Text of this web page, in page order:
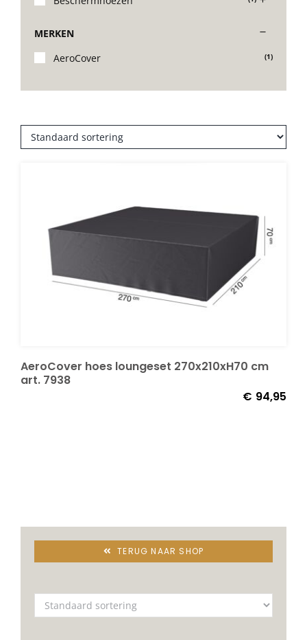
Deck Chairs + voetbanken
Banken
Buitenkleden
Onderhoud
Accessoires en Kado
MERKEN
AeroCover
(1)
AeroCover hoes loungeset 270x210xH70 cm
art. 7938
€ 94,95
TERUG NAAR SHOP